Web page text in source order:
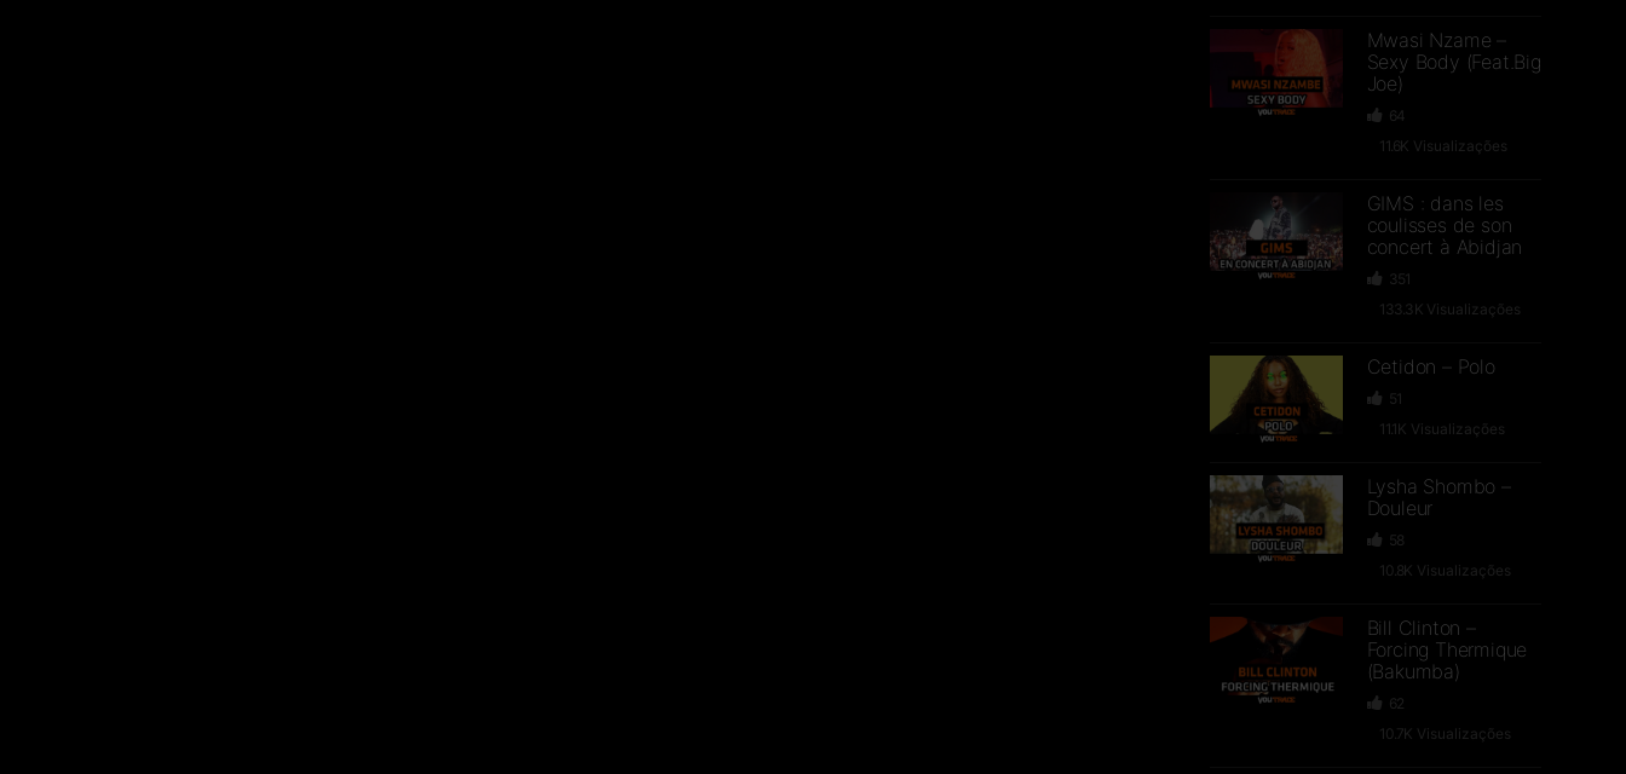
Mwasi Nzame –
Sexy Body (Feat.Big
Joe)
64
11.6K Visualizações
GIMS : dans les
coulisses de son
concert à Abidjan
351
133.3KVisualizações
Cetidon – Polo
51
11.1K Visualizações
Lysha Shombo –
Douleur
58
10.8K Visualizações
Bill Clinton –
Forcing Thermique
(Bakumba)
62
10.7K Visualizações